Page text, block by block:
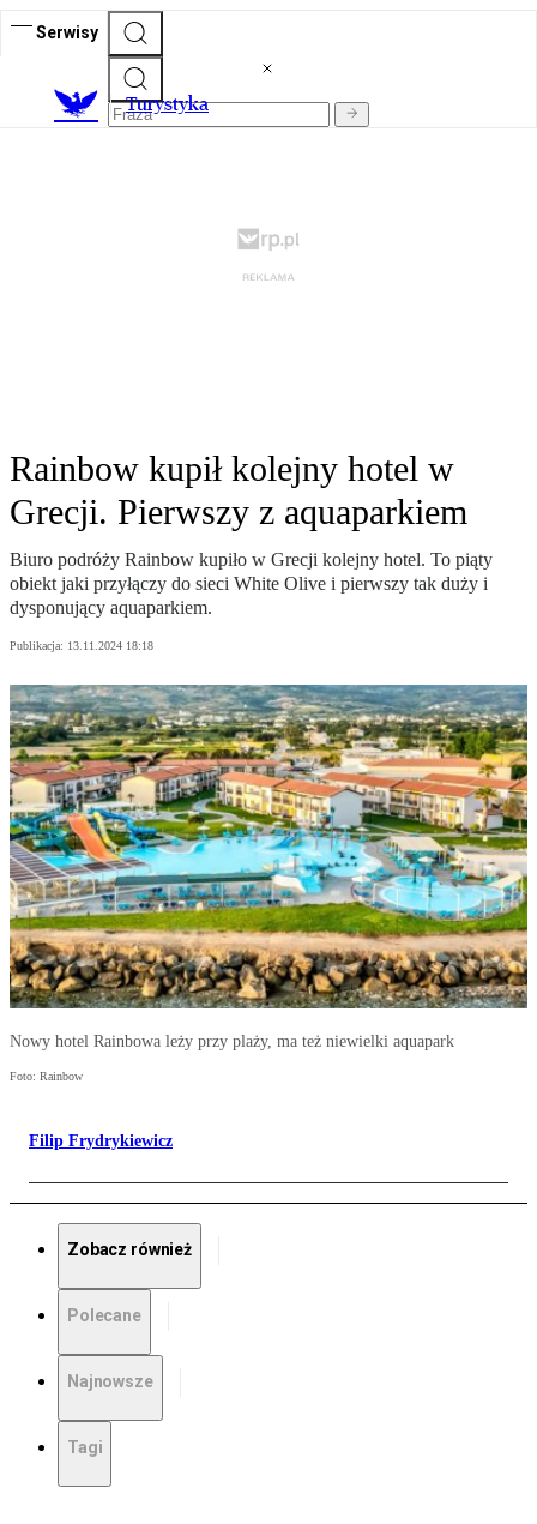
Serwisy
Turystyka
Rainbow kupił kolejny hotel w
Grecji. Pierwszy z aquaparkiem
Biuro podróży Rainbow kupiło w Grecji kolejny hotel. To piąty
obiekt jaki przyłączy do sieci White Olive i pierwszy tak duży i
dysponujący aquaparkiem.
Publikacja: 13.11.2024 18:18
Nowy hotel Rainbowa leży przy plaży, ma też niewielki aquapark
Foto: Rainbow
Filip Frydrykiewicz
Zobacz również
Polecane
Najnowsze
Tagi